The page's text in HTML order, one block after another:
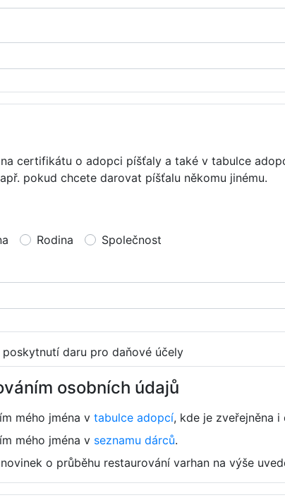
certifikátu o adopci píšťaly a také v tabulce
pokud chcete darovat píšťalu někomu jinému.
Rodina
Společnost
daru pro daňové účely
osobních údajů
mého jména v tabulce adopcí, kde je zveřejněna i
mého jména v seznamu dárců.
o průběhu restaurování varhan na výše